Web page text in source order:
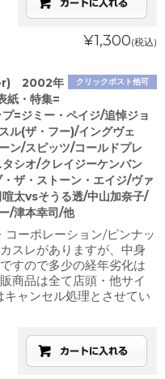
¥1,300(税込)
クリックポスト他可
2002年
紙・特集=
=ジミー・ペイジ/追悼ジョ
ル(ザ・フー)/イングヴェ
ン/スピッツ/コールドプレ
シオ/クレイジーケンバン
ザ・ストーン・エイジ/ヴァ
太vsそうる透/中山加奈子/
/津本幸司/他
ーポレーション/ピンナッ
スレがありますが、中身
すので多少の経年劣化は
商品は全て店頭・他サイ
キャンセル処理とさせてい